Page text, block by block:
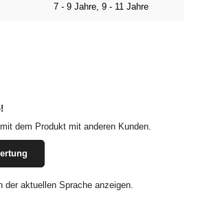
7 - 9 Jahre , 9 - 11 Jahre
von 0 von 5 Sternen
dem Produkt mit anderen Kunden.
der aktuellen Sprache anzeigen.